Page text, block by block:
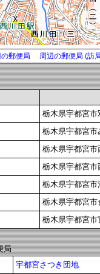
郵便局 周辺の郵便局 (訪
栃木県宇都宮市
栃木県宇都宮市
栃木県宇都宮市
栃木県宇都宮市
栃木県宇都宮市
栃木県宇都宮市
栃木県宇都宮市
局
宇都宮さつき団地